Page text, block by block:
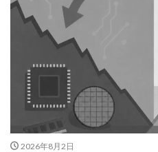
2026年8月2日